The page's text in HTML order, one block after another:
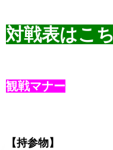
対戦表はこ
観戦マナー
【持参物】